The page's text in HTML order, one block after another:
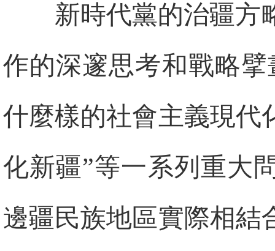
新時代黨的治疆方
作的深邃思考和戰略
什麼樣的社會主義現代
化新疆”等一系列重大
邊疆民族地區實際相結